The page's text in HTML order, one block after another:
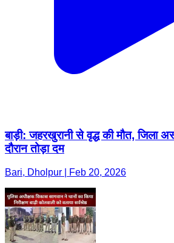
बाड़ी: जहरखुरानी से वृद्ध की मौत, जिला
दौरान तोड़ा दम
Bari, Dholpur | Feb 20, 2026